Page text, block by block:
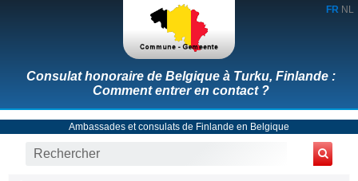
FR NL
Consulat honoraire de Belgique à Turku, Finlande :
Comment entrer en contact ?
Ambassades et consulats de Finlande en Belgique